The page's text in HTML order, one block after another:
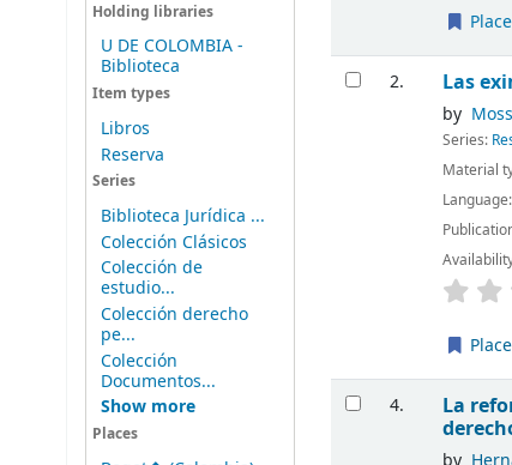
Holding libraries
U DE COLOMBIA -
Biblioteca
Item types
Libros
Reserva
Series
Biblioteca Jurídica ...
Colección Clásicos
Colección de
estudio...
Colección derecho
pe...
Colección
Documentos...
Show more
Places
2. Las
by
Series:
Material
4.
La